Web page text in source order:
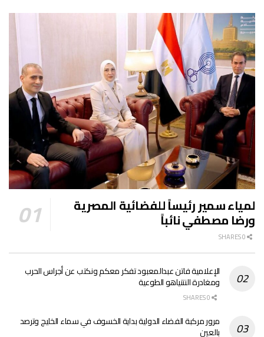
لمياء سمير رئيساً للفضائية المصرية
ورضا مصطفي نائباً
الإعلامية فاتن عبدالمعبود تفكر معكم ونكتب عن أجراس الحرب
ومغادرة النتنياهو الطوعية
مرور مركبة الفضاء الدولية بداية الخسوف في سماء الخليج وترصد
بالعين